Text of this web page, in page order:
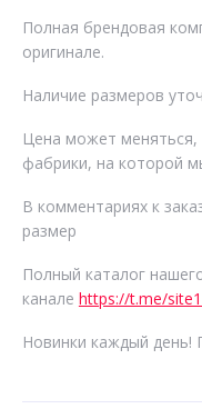
Полная брендовая
оригинале.
Наличие размеров
Цена может меняться,
фабрики, на которой
В комментариях к
размер
Полный каталог
канале https://t.me/
Новинки каждый день!